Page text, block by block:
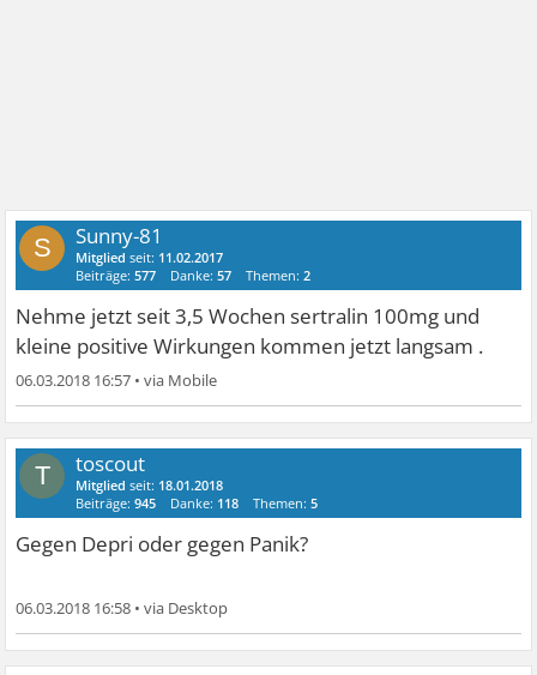
S Sunny-81
Mitglied seit: 11.02.2017
Beiträge:577 Danke:57 Themen:2
Nehme jetzt seit 3,5 Wochen sertralin 100mg und
kleine positive Wirkungen kommen jetzt langsam .
06.03.2018 16:57 •
T toscout
Mitglied seit: 18.01.2018
Beiträge:945 Danke: 118 Themen:5
Gegen Depri oder gegen Panik?
06.03.2018 16:58 •